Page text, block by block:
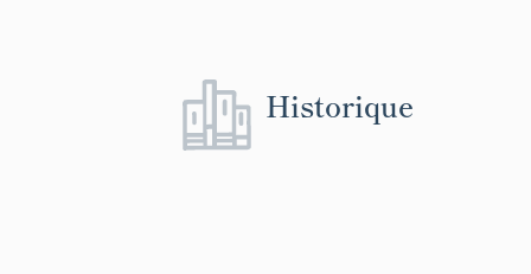
Historique